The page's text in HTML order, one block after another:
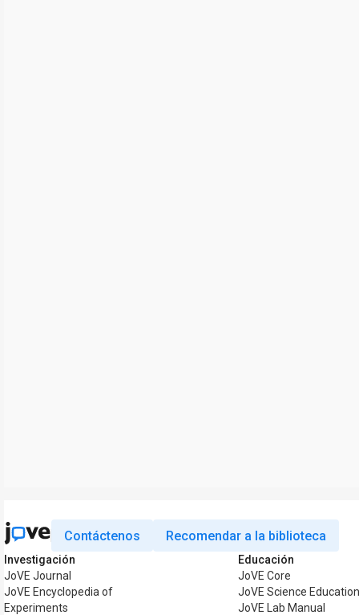
Contáctenos Recomendar a la biblioteca
Investigación
JoVE Journal
JoVE Encyclopedia of
Experiments
Educación
JoVE Core
JoVE Science
JoVE Lab Manual